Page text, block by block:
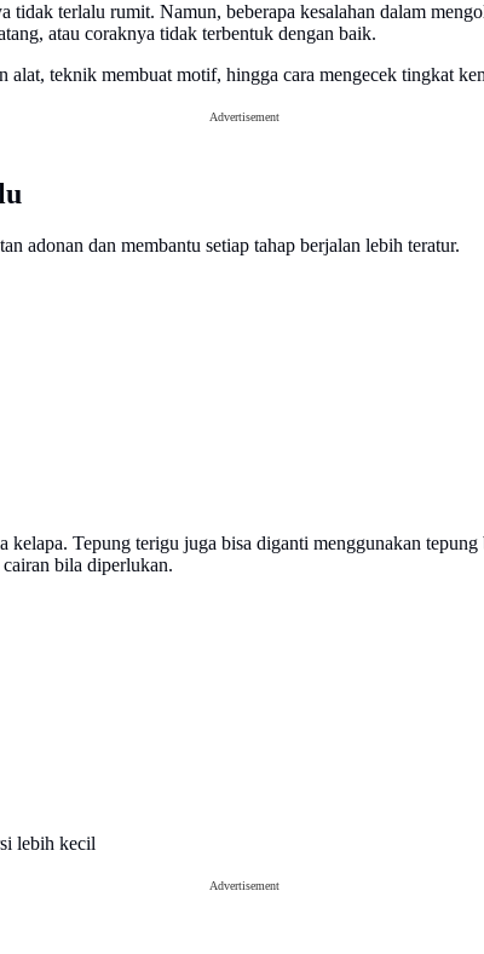
terlalu rumit. Namun, beberapa kesalahan dalam
atau coraknya tidak terbentuk dengan baik.
teknik membuat motif, hingga cara mengecek tingkat
Advertisement
adonan dan membantu setiap tahap berjalan lebih teratur.
Tepung terigu juga bisa diganti menggunakan
bila diperlukan.
lebih kecil
Advertisement